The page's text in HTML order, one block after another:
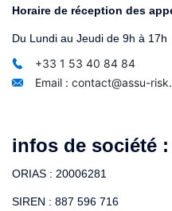
Horaire de réception des
Du Lundi au Jeudi de 9h à 17h
+33 1 53 40 84 84
Email : contact@assu-
infos de société :
ORIAS : 20006281
SIREN : 887 596 716